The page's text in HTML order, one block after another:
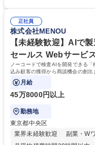
指定する業務 募集職種 横浜市【共済金支払事務】金融保険業界経験歓迎/
各種手当充実/転勤無
務へのキャリアチェンジ希望者も大歓迎です
大学 高専 短大 専修学校 高校
正社員
株式会社MENOU
【未経験歓迎】AIで
セールス Webサービ
ノーコードで検査AIを開発できる
込み顧客の獲得から商談機会の創出
ルドセールスをつなぐ役割として、
月給
45万8000円以上
勤務地
東京都中央区
業界未経験歓迎
副業・W